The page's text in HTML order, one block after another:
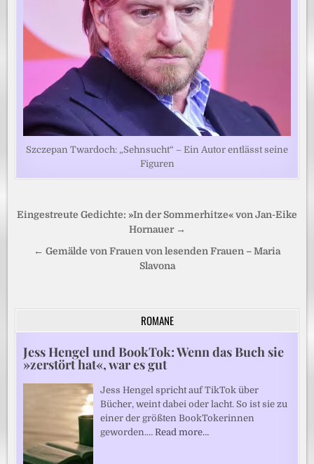
Szczepan Twardoch: „Sehnsucht“ – Ein Autor entlässt seine
Figuren
Beitragsnavigation
Eingestreute Gedichte: »In der Sommerhitze« von Jan-Eike
Hornauer →
← Gemälde von Frauen von lesenden Frauen – Maria
Slavona
ROMANE
Jess Hengel und BookTok: Wenn das Buch sie
»zerstört hat«, war es gut
Jess Hengel spricht auf TikTok über
Bücher, weint dabei oder lacht. So ist sie zu
einer der größten BookTokerinnen
geworden.…Read more…